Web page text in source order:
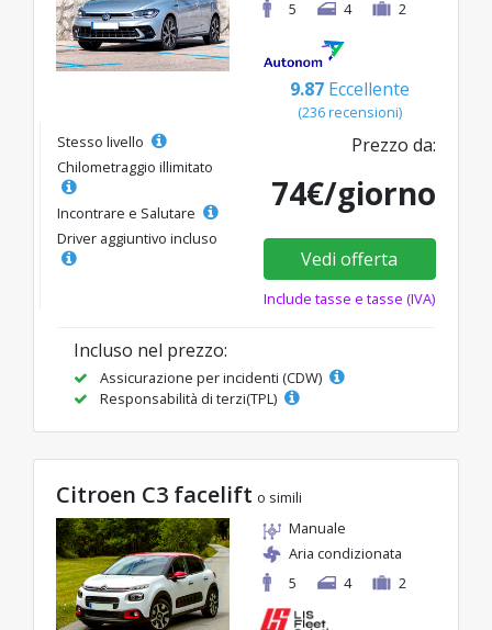
5
4 2
9.87 Eccellente
(236 recensioni)
Stesso livello
Chilometraggio illimitato
Incontrare e Salutare
Driver aggiuntivo incluso
Prezzo da:
74€/giorno
Vedi offerta
Include tasse e tasse (IVA)
Incluso nel prezzo:
Assicurazione per incidenti (CDW)
Responsabilità di terzi(TPL)
Citroen C3 facelift o simili
Manuale
Aria condizionata
5
4 2